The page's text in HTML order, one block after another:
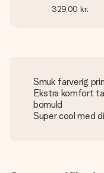
329,00 kr.
Smuk farverig
Ekstra komfort
bomuld
Super cool med